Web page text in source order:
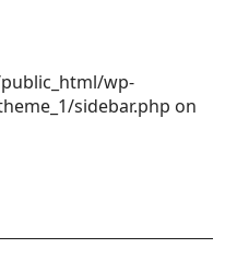
wp-
sidebar.php on